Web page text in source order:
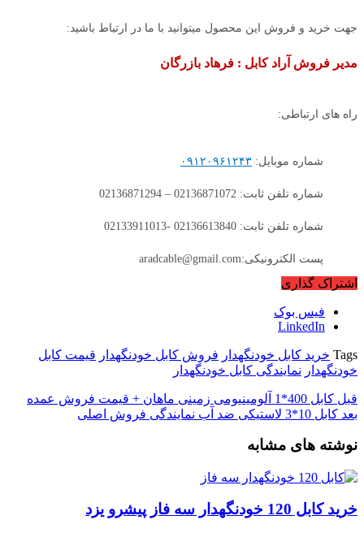
جهت خرید و فروش این محصول میتوانید با ما در ارتباط باشید:
مدیر فروش آراد کابل : فرهاد بازرگان
راه های ارتباطی:
شماره موبایل: ۰۹۱۲۰۹۶۱۲۴۳
شماره تلفن ثابت: 02136871072 – 02136871294
شماره تلفن ثابت: 02136613840 -02133911013
پست الکترونیکی:aradcable@gmail.com
اشتراک گذاری
فیس بوک
LinkedIn
Tags خرید کابل خودنگهدار فروش کابل خودنگهدار قیمت کابل
خودنگهدار نمایندگی کابل خودنگهدار
قبل کابل 400*1 آلومینیومی زمینی ماهان + قیمت فروش عمده
بعد کابل 10*3 لاستیکی ضد آب نمایندگی فروش اصلی
نوشته های مشابه
خرید کابل 120 خودنگهدار سه فاز پیشرو یزد